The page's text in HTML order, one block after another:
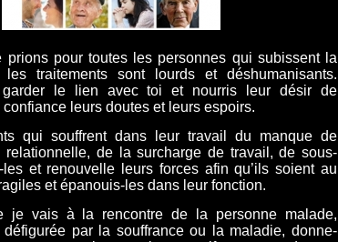
prions pour toutes les personnes qui subissent la
traitements sont lourds et déshumanisants.
garder le lien avec toi et nourris leur désir de
confiance leurs doutes et leurs espoirs.
qui souffrent dans leur travail du manque de
relationnelle, de la surcharge de travail, de sous-
les et renouvelle leurs forces afin qu’ils soient au
et épanouis-les dans leur fonction.
je vais à la rencontre de la personne malade,
défigurée par la souffrance ou la maladie, donne-